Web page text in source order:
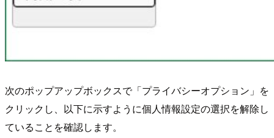
次のポップアップボックスで「プライバシーオプション」を
クリックし、以下に示すように個人情報設定の選択を解除し
ていることを確認します。